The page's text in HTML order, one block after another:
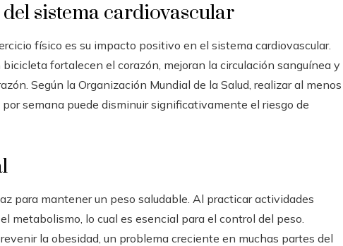
sistema cardiovascular
físico es su impacto positivo en el sistema cardiovascular.
fortalecen el corazón, mejoran la circulación sanguínea y
Según la Organización Mundial de la Salud, realizar al menos
semana puede disminuir significativamente el riesgo de
para mantener un peso saludable. Al practicar actividades
metabolismo, lo cual es esencial para el control del peso.
la obesidad, un problema creciente en muchas partes del